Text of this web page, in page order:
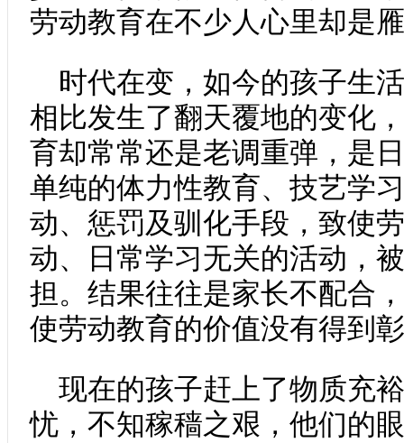
劳动教育在不少人心里却是
时代在变，如今的孩子生
相比发生了翻天覆地的变化
育却常常还是老调重弹，是
单纯的体力性教育、技艺学
动、惩罚及驯化手段，致使
动、日常学习无关的活动，
担。结果往往是家长不配合
使劳动教育的价值没有得到
现在的孩子赶上了物质充
忧，不知稼穑之艰，他们的